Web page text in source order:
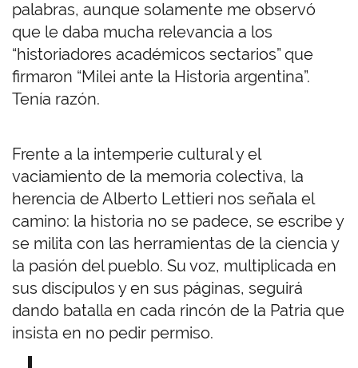
palabras, aunque solamente me observó
que le daba mucha relevancia a los
“historiadores académicos sectarios” que
firmaron “Milei ante la Historia argentina”.
Tenía razón.
Frente a la intemperie cultural y el
vaciamiento de la memoria colectiva, la
herencia de Alberto Lettieri nos señala el
camino: la historia no se padece, se escribe y
se milita con las herramientas de la ciencia y
la pasión del pueblo. Su voz, multiplicada en
sus discípulos y en sus páginas, seguirá
dando batalla en cada rincón de la Patria que
insista en no pedir permiso.